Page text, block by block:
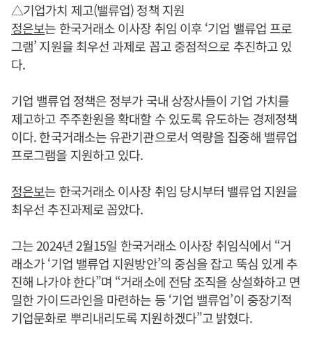
△기업가치 제고(밸류업) 정책 지원
정은보는 한국거래소 이사장 취임 이후 ‘기업 밸류업 프로
그램’ 지원을 최우선 과제로 꼽고 중점적으로 추진하고 있
다.
기업 밸류업 정책은 정부가 국내 상장사들이 기업 가치를
제고하고 주주환원을 확대할 수 있도록 유도하는 경제정책
이다. 한국거래소는 유관기관으로서 역량을 집중해 밸류업
프로그램을 지원하고 있다.
정은보는 한국거래소 이사장 취임 당시부터 밸류업 지원을
최우선 추진과제로 꼽았다.
그는 2024년 2월15일 한국거래소 이사장 취임식에서 “거
래소가 ‘기업 밸류업 지원방안’의 중심을 잡고 뚝심 있게 추
진해 나가야 한다”며 “거래소에 전담 조직을 상설화하고 면
밀한 가이드라인을 마련하는 등 ‘기업 밸류업’이 중장기적
기업문화로 뿌리내리도록 지원하겠다”고 밝혔다.